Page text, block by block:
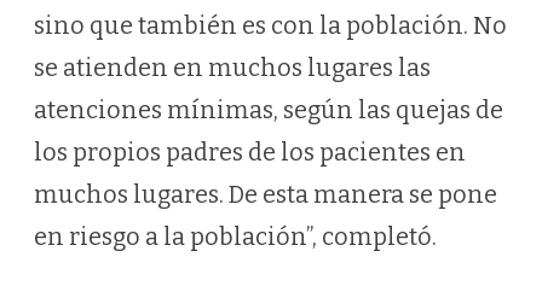
sino que también es con la población. No
se atienden en muchos lugares las
atenciones mínimas, según las quejas de
los propios padres de los pacientes en
muchos lugares. De esta manera se pone
en riesgo a la población”, completó.